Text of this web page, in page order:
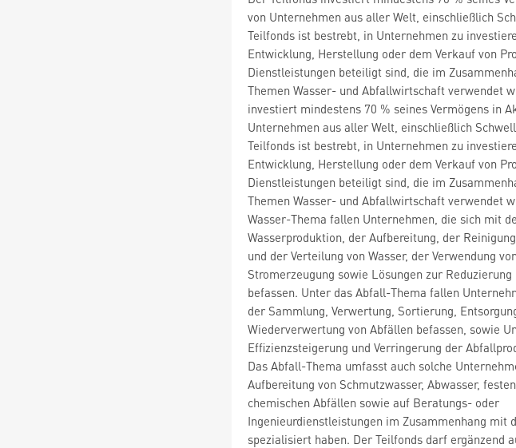
von Unternehmen aus aller Welt, einschließlich
Teilfonds ist bestrebt, in Unternehmen zu
Entwicklung, Herstellung oder dem Verkauf von
Dienstleistungen beteiligt sind, die im
Themen Wasser- und Abfallwirtschaft verwendet
investiert mindestens 70 % seines Vermögens in
Unternehmen aus aller Welt, einschließlich
Teilfonds ist bestrebt, in Unternehmen zu
Entwicklung, Herstellung oder dem Verkauf von
Dienstleistungen beteiligt sind, die im
Themen Wasser- und Abfallwirtschaft verwendet
Wasser-Thema fallen Unternehmen, die sich mit
Wasserproduktion, der Aufbereitung, der
und der Verteilung von Wasser, der Verwendung
Stromerzeugung sowie Lösungen zur
befassen. Unter das Abfall-Thema fallen
der Sammlung, Verwertung, Sortierung,
Wiederverwertung von Abfällen befassen, sowie
Effizienzsteigerung und Verringerung der
Das Abfall-Thema umfasst auch solche
Aufbereitung von Schmutzwasser, Abwasser,
chemischen Abfällen sowie auf Beratungs- oder
Ingenieurdienstleistungen im Zusammenhang mit
spezialisiert haben. Der Teilfonds darf ergänzend